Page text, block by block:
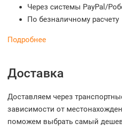
Через системы PayPal/
По безналичному расчету
Подробнее
Доставка
Доставляем через
зависимости от
поможем выбрать самый